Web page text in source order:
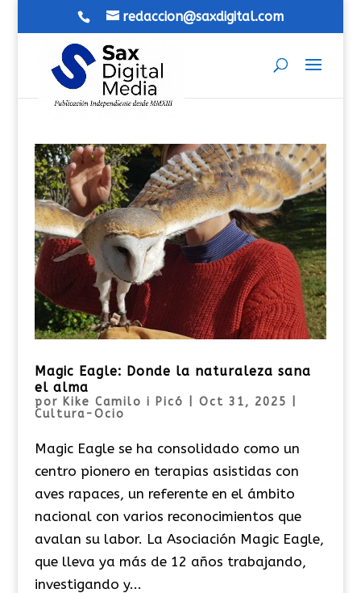
redaccion@saxdigital.com
Magic Eagle: Donde la naturaleza sana
el alma
por Kike Camilo i Picó Oct 31, 2025
Cultura-Ocio
Magic Eagle se ha consolidado como un
centro pionero en terapias asistidas con
aves rapaces, un referente en el ámbito
nacional con varios reconocimientos que
avalan su labor. La Asociación Magic Eagle,
que lleva ya más de 12 años trabajando,
investigando y...